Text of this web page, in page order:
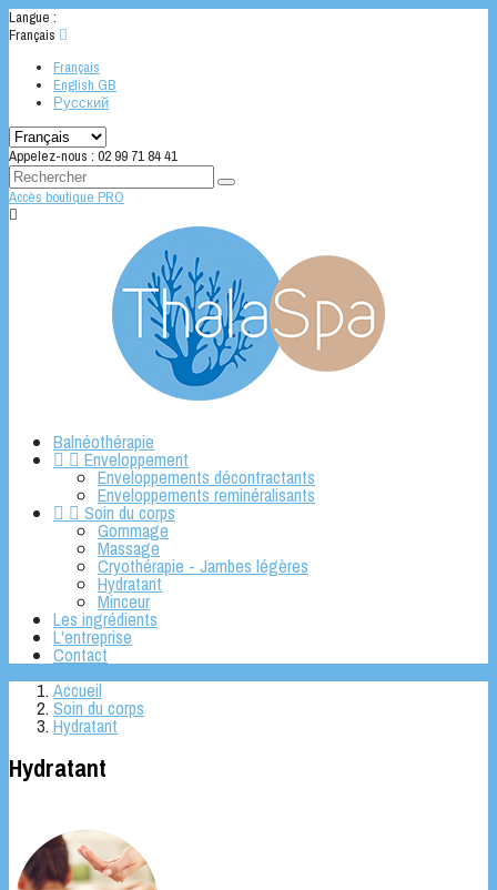
Langue :
Français 
Français
English GB
Русский
Appelez-nous : 02 99 71 84 41
Accès boutique PRO

Balnéothérapie
  Enveloppement
Enveloppements décontractants
Enveloppements reminéralisants
  Soin du corps
Gommage
Massage
Cryothérapie - Jambes légères
Hydratant
Minceur
Les ingrédients
L'entreprise
Contact
Accueil
Soin du corps
Hydratant
Hydratant